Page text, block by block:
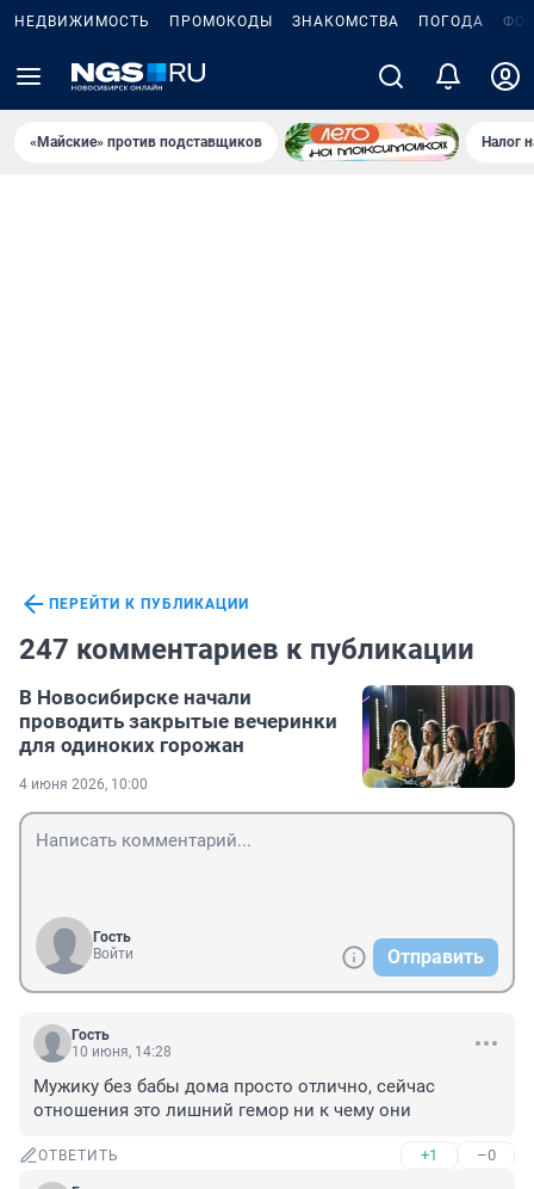
НЕДВИЖИМОСТЬ ПРОМОКОДЫ ЗНАКОМСТВА ПОГОДА
«Майские» против подставщиков Налог
ПЕРЕЙТИ К ПУБЛИКАЦИИ
247 комментариев к публикации
В Новосибирске начали
проводить закрытые вечеринки
для одиноких горожан
4 июня 2026, 10:00
Гость
Войти
Отправить
Гость
10 июня, 14:28
Мужику без бабы дома просто отлично, сейчас
отношения это лишний гемор ни к чему они
ОТВЕТИТЬ +1 –0